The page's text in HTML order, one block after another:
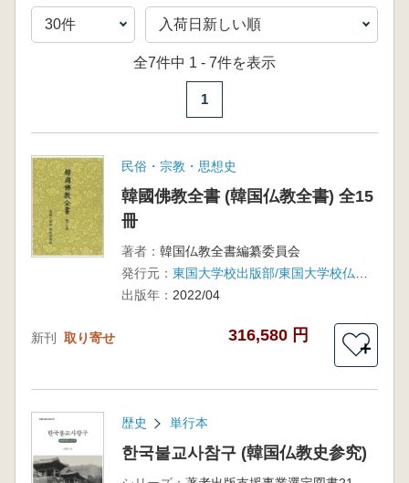
全7件中 1 - 7件を表示
1
民俗・宗教・思想史
韓國佛教全書 (韓国仏教全書) 全15
冊
著者： 韓国仏教全書編纂委員会
発行元：
出版年： 2022/04
新刊 取り寄せ 316,580 円
＋
歴史 単行本
한국불교사참구 (韓国仏教史参究)